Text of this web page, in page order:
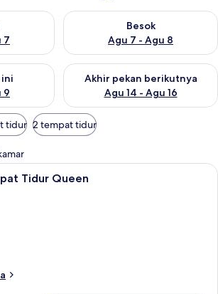
7
untuk malam ini Agu 6 - Agu 7
Besok
Agu 7 - Agu 8
Periksa ketersediaan untuk
9
untuk akhir pekan ini Agu 7 - Agu 9
Akhir pekan berikutnya
Agu 14 - Agu 16
Periksa ketersediaan untuk
tidur 2 tempat tidur
Tidur Queen